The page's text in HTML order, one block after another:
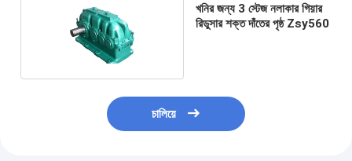
খনির জন্য 3 স্টেজ নলাকার গিয়ার
রিডুসার শক্ত দাঁতের পৃষ্ঠ Zsy560
চালিয়ে